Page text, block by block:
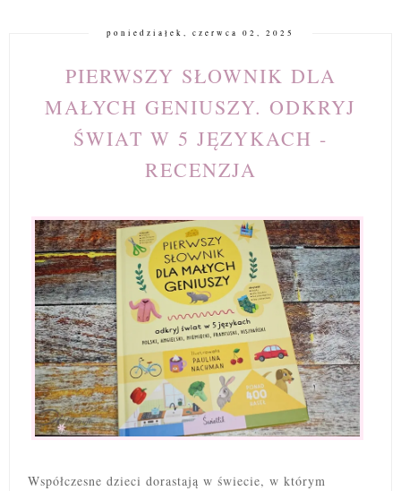
poniedziałek, czerwca 02, 2025
PIERWSZY SŁOWNIK DLA
MAŁYCH GENIUSZY. ODKRYJ
ŚWIAT W 5 JĘZYKACH -
RECENZJA
Współczesne dzieci dorastają w świecie, w którym